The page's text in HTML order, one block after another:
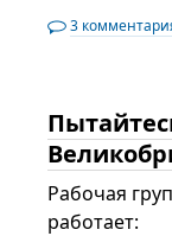
3
Рабочая
работает: